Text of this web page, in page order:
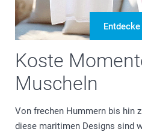
Koste
Muscheln
Von frechen Hummern bis hin
diese maritimen Designs sind